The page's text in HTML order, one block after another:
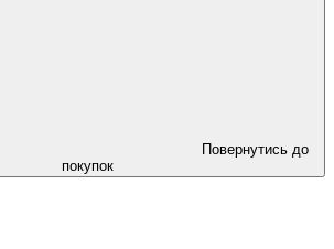
Повернутись до
покупок